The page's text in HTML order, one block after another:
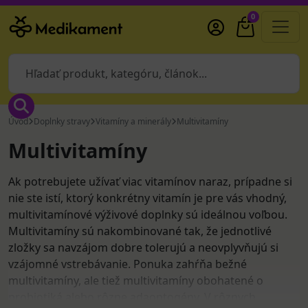
0
Úvod Doplnky stravy Vitamíny a minerály Multivitamíny
Multivitamíny
Ak potrebujete užívať viac vitamínov naraz, prípadne si
nie ste istí, ktorý konkrétny vitamín je pre vás vhodný,
multivitamínové výživové doplnky sú ideálnou voľbou.
Multivitamíny sú nakombinované tak, že jednotlivé
zložky sa navzájom dobre tolerujú a neovplyvňujú si
vzájomné vstrebávanie. Ponuka zahŕňa bežné
multivitamíny, ale tiež multivitamíny obohatené o